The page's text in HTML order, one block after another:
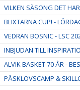
VILKEN SÄSONG DET
BLIXTARNA CUP! -
VEDRAN BOSNIC - LSC
INBJUDAN TILL
ALVIK BASKET 70 ÅR -
PÅSKLOVSCAMP &